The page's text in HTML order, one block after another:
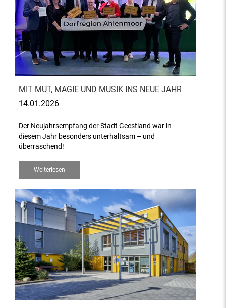
MIT MUT, MAGIE UND MUSIK INS NEUE JAHR
14.01.2026
Der Neujahrsempfang der Stadt Geestland war in
diesem Jahr besonders unterhaltsam – und
überraschend!
Weiterlesen